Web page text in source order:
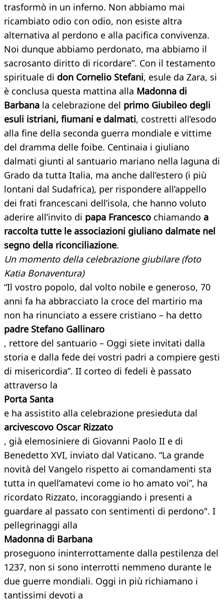
trasformò in un inferno. Non abbiamo mai
ricambiato odio con odio, non esiste altra
alternativa al perdono e alla pacifica convivenza.
Noi dunque abbiamo perdonato, ma abbiamo il
sacrosanto diritto di ricordare”. Con il testamento
spirituale di don Cornelio Stefani, esule da Zara, si
è conclusa questa mattina alla Madonna di
Barbana la celebrazione del primo Giubileo degli
esuli istriani, fiumani e dalmati, costretti all’esodo
alla fine della seconda guerra mondiale e vittime
del dramma delle foibe. Centinaia i giuliano
dalmati giunti al santuario mariano nella laguna di
Grado da tutta Italia, ma anche dall’estero (i più
lontani dal Sudafrica), per rispondere all’appello
dei frati francescani dell’isola, che hanno voluto
aderire all’invito di papa Francesco chiamando a
raccolta tutte le associazioni giuliano dalmate nel
segno della riconciliazione.
Un momento della celebrazione giubilare (foto
Katia Bonaventura)
“Il vostro popolo, dal volto nobile e generoso, 70
anni fa ha abbracciato la croce del martirio ma
non ha rinunciato a essere cristiano – ha detto
padre Stefano Gallinaro
, rettore del santuario – Oggi siete invitati dalla
storia e dalla fede dei vostri padri a compiere gesti
di misericordia”. II corteo di fedeli è passato
attraverso la
Porta Santa
e ha assistito alla celebrazione presieduta dal
arcivescovo Oscar Rizzato
, già elemosiniere di Giovanni Paolo II e di
Benedetto XVI, inviato dal Vaticano. “La grande
novità del Vangelo rispetto ai comandamenti sta
tutta in quell’amatevi come io ho amato voi”, ha
ricordato Rizzato, incoraggiando i presenti a
guardare al passato con sentimenti di perdono". I
pellegrinaggi alla
Madonna di Barbana
proseguono ininterrottamente dalla pestilenza del
1237, non si sono interrotti nemmeno durante le
due guerre mondiali. Oggi in più richiamano i
tantissimi devoti a